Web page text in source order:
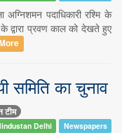
पदाधिकारी रश्मि के
के द्वारा प्रवण काल को देखते हुए
समिति का चुनाव
टीम
Delhi Newspapers